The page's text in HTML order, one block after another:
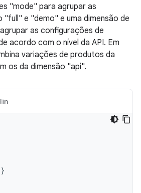
"mode" para agrupar as
e "demo" e uma dimensão de
as configurações de
acordo com o nível da API. Em
variações de produtos da
os da dimensão "api".